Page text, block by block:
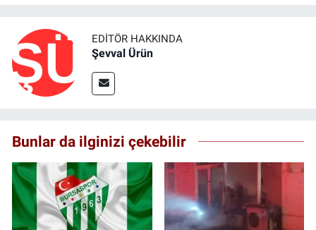
EDITÖR HAKKINDA
Şevval Ürün
Bunlar da ilginizi çekebilir